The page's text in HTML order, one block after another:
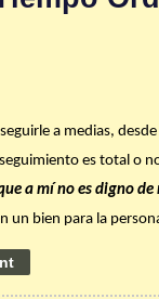
a medias,
es total o
a mí no es digno
bien para la
ni los padres o hijos